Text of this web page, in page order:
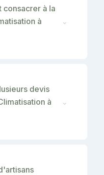
consacrer à la
à
⌄
devis
à
⌄